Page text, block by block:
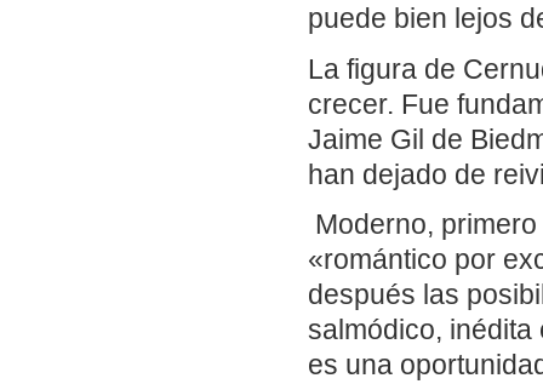
puede bien lejos
La figura de
crecer. Fue
Jaime Gil de
han dejado de
Moderno,
«romántico por
después las
salmódico,
es una